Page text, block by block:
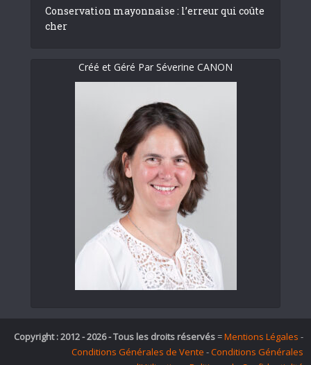
Conservation mayonnaise : l’erreur qui coûte
cher
Créé et Géré Par Séverine CANON
Copyright : 2012 - 2026 - Tous les droits réservés=Mentions Légales -
Conditions Générales de Vente -Conditions Générales